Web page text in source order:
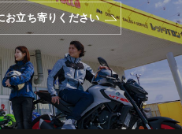
お立ち寄りください